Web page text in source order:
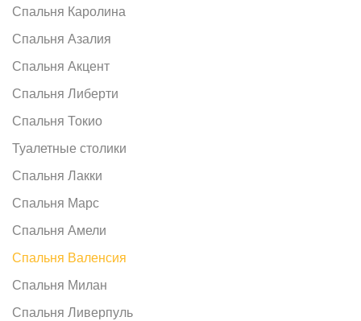
Спальня Каролина
Спальня Азалия
Спальня Акцент
Спальня Либерти
Спальня Токио
Туалетные столики
Спальня Лакки
Спальня Марс
Спальня Амели
Спальня Валенсия
Спальня Милан
Спальня Ливерпуль